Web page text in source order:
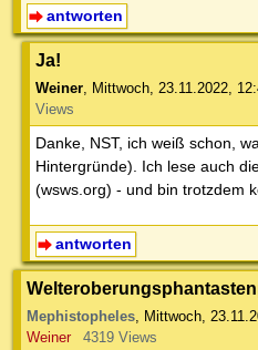
antworten
Ja!
Weiner Mittwoch, 23.11.2022,
Views
Danke, NST, ich weiß schon,
Hintergründe). Ich lese auch
(wsws.org) - und bin trotzdem
antworten
Mephistopheles Mittwoch,
Weiner
4319 Views